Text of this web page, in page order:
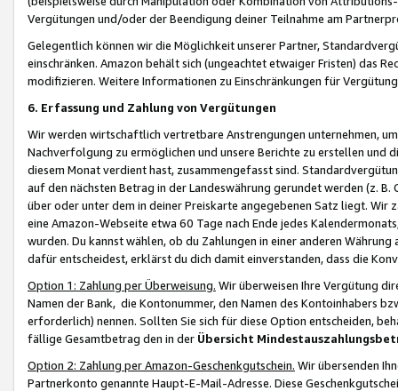
Vergütungen und/oder der Beendigung deiner Teilnahme am
Gelegentlich können wir die Möglichkeit unserer Partner,
einschränken. Amazon behält sich (ungeachtet etwaiger Fristen) das
modifizieren. Weitere Informationen zu Einschränkungen für
6. Erfassung und Zahlung von Vergütungen
Wir werden wirtschaftlich vertretbare Anstrengungen unternehmen,
Nachverfolgung zu ermöglichen und unsere Berichte zu erstellen und
diesem Monat verdient hast, zusammengefasst sind.
auf den nächsten Betrag in der Landeswährung gerundet werden (z.
über oder unter dem in deiner Preiskarte angegebenen Satz liegt.
eine Amazon-Webseite etwa 60 Tage nach Ende jedes
wurden. Du kannst wählen, ob du Zahlungen in einer anderen
dafür entscheidest, erklärst du dich damit einverstanden, dass die
Option 1: Zahlung per Überweisung. Wir überweisen Ihre Vergütung
Namen der Bank, die Kontonummer, den Namen des Kontoinhabers
erforderlich) nennen. Sollten Sie sich für diese Option entscheiden,
fällige Gesamtbetrag den in der Übersicht
Option 2: Zahlung per Amazon-Geschenkgutschein. Wir übersenden
Partnerkonto genannte Haupt-E-Mail-Adresse. Diese